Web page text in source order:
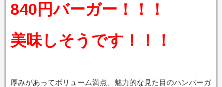
840円バーガー！！！
美味しそうです！！！
厚みがあってボリューム満点、魅力的な見た目のハンバーガ